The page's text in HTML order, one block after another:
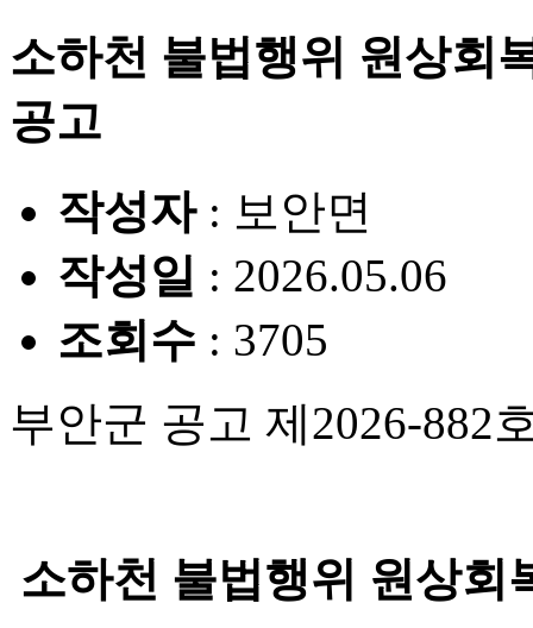
소하천 불법행위 원상회
공고
작성자: 보안면
작성일 : 2026.05.06
조회수 : 3705
부안군 공고 제2026-882
소하천 불법행위 원상회